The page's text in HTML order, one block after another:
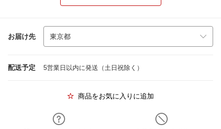
お届け先
配送予定 5営業日以内に発送（土日祝除く）
商品をお気に入りに追加